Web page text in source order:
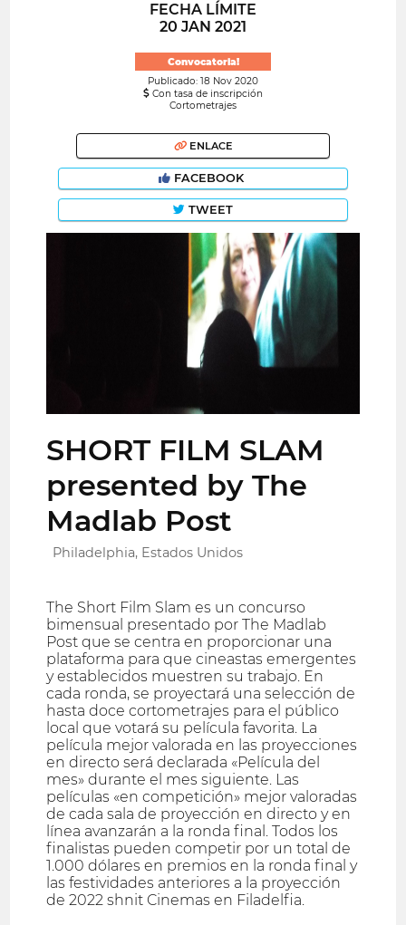
FECHA LÍMITE
20 JAN 2021
Convocatoria!
Publicado: 18 Nov 2020
Con tasa de inscripción
Cortometrajes
ENLACE
FACEBOOK
TWEET
SHORT FILM SLAM
presented by The
Madlab Post
Philadelphia, Estados Unidos
The Short Film Slam es un concurso
bimensual presentado por The Madlab
Post que se centra en proporcionar una
plataforma para que cineastas emergentes
y establecidos muestren su trabajo. En
cada ronda, se proyectará una selección de
hasta doce cortometrajes para el público
local que votará su película favorita. La
película mejor valorada en las proyecciones
en directo será declarada «Película del
mes» durante el mes siguiente. Las
películas «en competición» mejor valoradas
de cada sala de proyección en directo y en
línea avanzarán a la ronda final. Todos los
finalistas pueden competir por un total de
1.000 dólares en premios en la ronda final y
las festividades anteriores a la proyección
de 2022 shnit Cinemas en Filadelfia.